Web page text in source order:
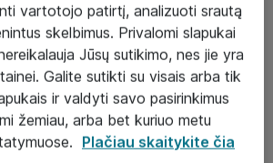
verslui
vartotojo patirtį, analizuoti srautą
skelbimus. Privalomi slapukai
Jūsų sutikimo, nes jie yra
Galite sutikti su visais arba tik
ir valdyti savo pasirinkimus
žemiau, arba bet kuriuo metu
Plačiau skaitykite čia